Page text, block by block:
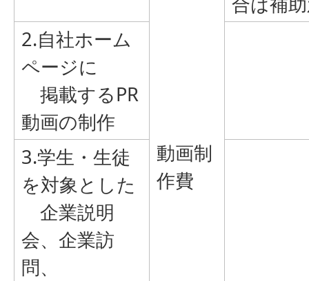
動画制
作費
2.自社ホーム
ページに
掲載するPR
動画の制作
3.学生・生徒
を対象とした
企業説明
会、企業訪
問、